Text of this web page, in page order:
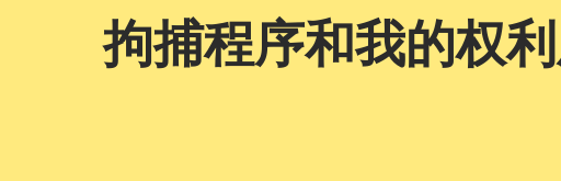
拘捕程序和我的权